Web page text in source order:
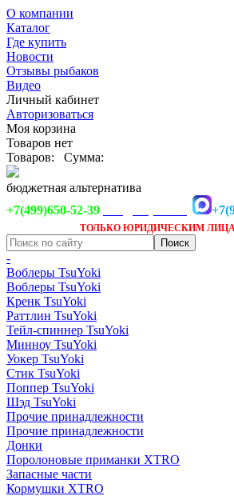
О компании
Каталог
Где купить
Новости
Отзывы рыбаков
Видео
Личный кабинет
Авторизоваться
Моя корзина
Товаров нет
Товаров:
Сумма:
бюджетная альтернатива
+7(499)650-52-39
ТОЛЬКО ЮРИДИЧЕСКИМ
-
Воблеры TsuYoki
Воблеры TsuYoki
Кренк TsuYoki
Раттлин TsuYoki
Тейл-спиннер TsuYoki
Минноу TsuYoki
Уокер TsuYoki
Стик TsuYoki
Поппер TsuYoki
Шэд TsuYoki
Прочие принадлежности
Прочие принадлежности
Донки
Поролоновые приманки XTRO
Запасные части
Кормушки XTRO